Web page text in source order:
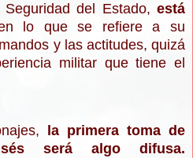
del Estado, está
lo que se refiere a su
y las actitudes, quizá
militar que tiene el
la primera toma de
será algo difusa.